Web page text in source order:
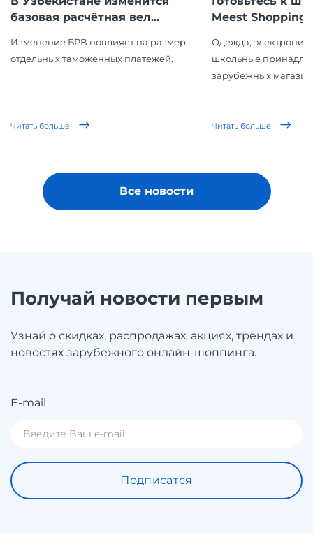
базовая расчётная вел...
Изменение БРВ повлияет на размер
отдельных таможенных платежей.
Читать больше
Meest Shopping!
Одежда,
школьные
зарубежных
Читать больше
Все новости
Получай новости первым
Узнай о скидках, распродажах, акциях, трендах и
новостях зарубежного онлайн-шоппинга.
E-mail
Подписатся